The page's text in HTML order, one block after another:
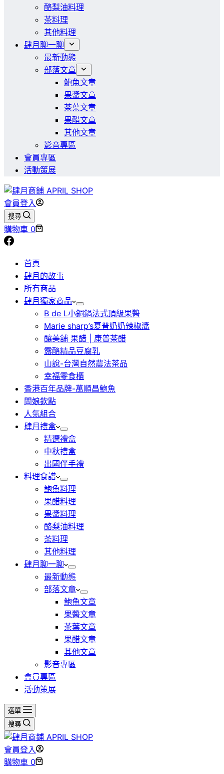
酪梨油料理
茶料理
其他料理
肆月聊一聊
最新動態
部落文章
鮑魚文章
果醬文章
茶葉文章
果醋文章
其他文章
影音專區
會員專區
活動策展
會員登入
搜尋
購物車 0
首頁
肆月的故事
所有商品
肆月獨家商品
B de L小銅鍋法式頂級果醬
Marie sharp’s夏普奶奶辣椒醬
釀美舖 果醋 | 康普茶醋
露酪精品豆腐乳
山說-台灣自然農法茶品
幸福零食櫃
香港百年品牌-萬順昌鮑魚
闆娘欽點
人氣組合
肆月禮盒
精選禮盒
中秋禮盒
出國伴手禮
料理食譜
鮑魚料理
果醋料理
果醬料理
酪梨油料理
茶料理
其他料理
肆月聊一聊
最新動態
部落文章
鮑魚文章
果醬文章
茶葉文章
果醋文章
其他文章
影音專區
會員專區
活動策展
選單
搜尋
會員登入
購物車 0